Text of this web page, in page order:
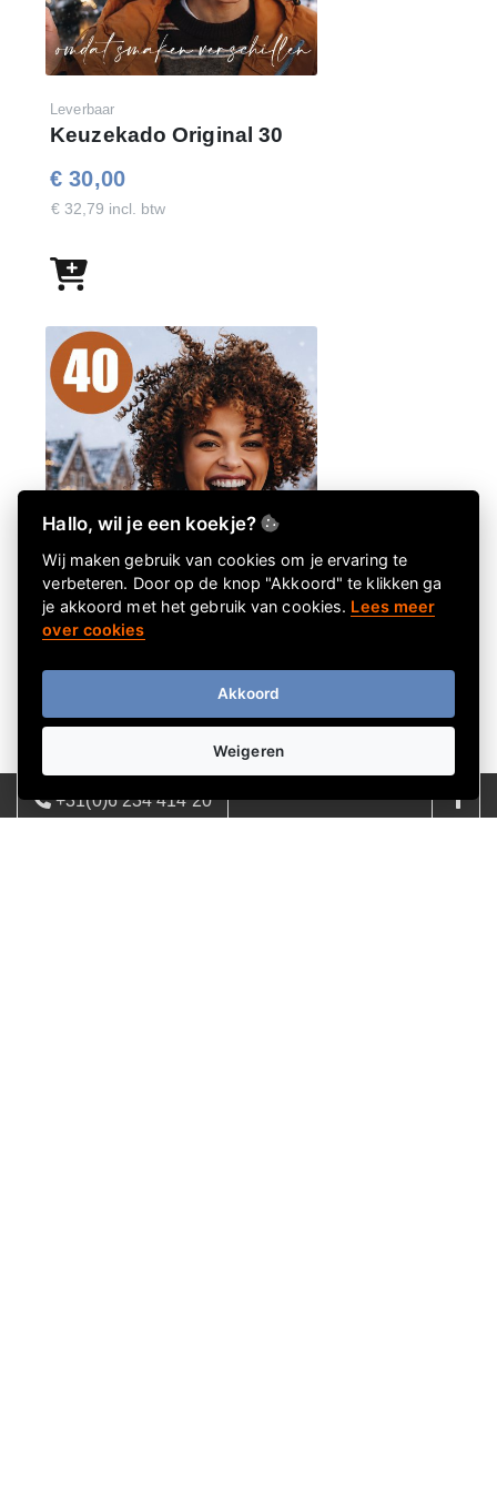
Leverbaar
Keuzekado Original 30
€ 30,00
€ 32,79 incl. btw
Leverbaar
€ 43,72 incl. btw
+31(0)6 234 414 20
Hallo, wil je een koekje?
Wij maken gebruik van cookies om je ervaring te
verbeteren. Door op de knop "Akkoord" te klikken ga
je akkoord met het gebruik van cookies. Lees meer
over cookies
Akkoord
Weigeren